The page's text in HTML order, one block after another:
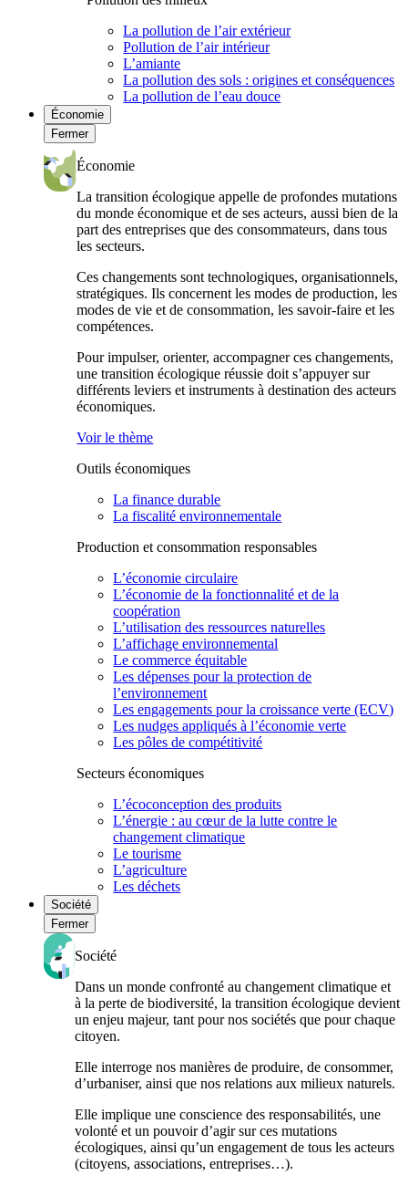
La pollution de l’air extérieur
Pollution de l’air intérieur
L’amiante
La pollution des sols : origines et conséquences
La pollution de l’eau douce
Économie
Fermer
Économie
La transition écologique appelle de profondes mutations
du monde économique et de ses acteurs, aussi bien de la
part des entreprises que des consommateurs, dans tous
les secteurs.
Ces changements sont technologiques, organisationnels,
stratégiques. Ils concernent les modes de production, les
modes de vie et de consommation, les savoir-faire et les
compétences.
Pour impulser, orienter, accompagner ces changements,
une transition écologique réussie doit s’appuyer sur
différents leviers et instruments à destination des acteurs
économiques.
Voir le thème
Outils économiques
La finance durable
La fiscalité environnementale
Production et consommation responsables
L’économie circulaire
L’économie de la fonctionnalité et de la
coopération
L’utilisation des ressources naturelles
L’affichage environnemental
Le commerce équitable
Les dépenses pour la protection de
l’environnement
Les engagements pour la croissance verte (ECV)
Les nudges appliqués à l’économie verte
Les pôles de compétitivité
Secteurs économiques
L’écoconception des produits
L’énergie : au cœur de la lutte contre le
changement climatique
Le tourisme
L’agriculture
Les déchets
Société
Fermer
Société
Dans un monde confronté au changement climatique et
à la perte de biodiversité, la transition écologique devient
un enjeu majeur, tant pour nos sociétés que pour chaque
citoyen.
Elle interroge nos manières de produire, de consommer,
d’urbaniser, ainsi que nos relations aux milieux naturels.
Elle implique une conscience des responsabilités, une
volonté et un pouvoir d’agir sur ces mutations
écologiques, ainsi qu’un engagement de tous les acteurs
(citoyens, associations, entreprises…).